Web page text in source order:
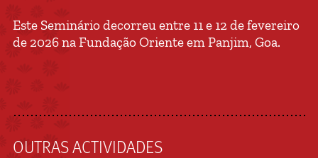
Este Seminário decorreu entre 11 e 12 de fevereiro
de 2026 na Fundação Oriente em Panjim, Goa.
OUTRAS ACTIVIDADES